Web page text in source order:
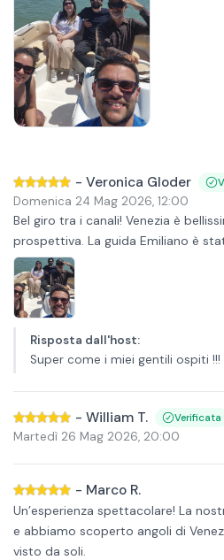
- Veronica Gloder
Domenica 24 Mag 2026, 12:00
Bel giro tra i canali! Venezia è
prospettiva. La guida Emiliano è
Risposta dall'host:
Super come i miei gentili ospiti
- William T. Verificata
Martedì 26 Mag 2026, 20:00
- Marco R.
Un’esperienza spettacolare! La
e abbiamo scoperto angoli di
visto da soli.